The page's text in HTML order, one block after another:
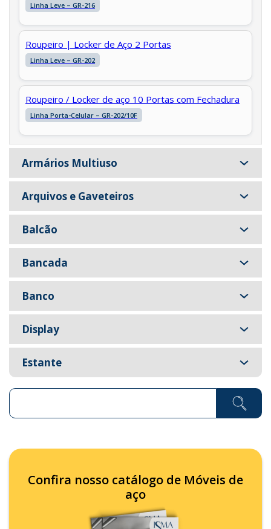
Pesquisar ...
Linha Leve – GR-216
Roupeiro | Locker de Aço 2 Portas
Linha Leve – GR-202
Roupeiro / Locker de aço 10 Portas com Fechadura
Linha Porta-Celular – GR-202/10F
Armários Multiuso
Arquivos e Gaveteiros
Balcão
Bancada
Banco
Display
Estante
Confira nosso catálogo de Móveis de
aço